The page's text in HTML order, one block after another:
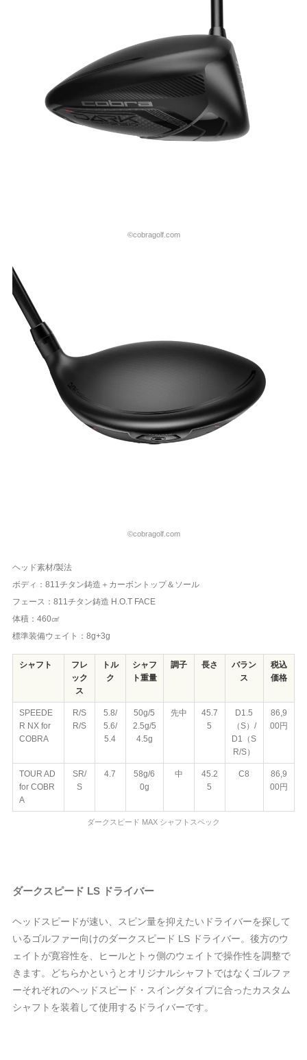
©cobragolf.com
©cobragolf.com
ヘッド素材/製法
ボディ：811チタン鋳造＋カーボントップ＆ソール
フェース：811チタン鋳造 H.O.T FACE
体積：460㎠
標準装備ウェイト：8g+3g
シャフト
フレ
ック
ス
トル
ク
シャフ
ト重量
調子 長さ
バラン
ス
税込
価格
SPEEDE
R NX for
COBRA
R/S
R/S
5.8/
5.6/
5.4
50g/5
2.5g/5
4.5g
先中
45.7
5
D1.5
（S）/
D1（S
R/S）
86,9
00円
TOUR AD
for COBR
A
SR/
S
4.7
58g/6
0g
中
45.2
5
C8
86,9
00円
ダークスピード MAX シャフトスペック
ダークスピード LS ドライバー
ヘッドスピードが速い、スピン量を抑えたいドライバーを探して
いるゴルファー向けのダークスピード LS ドライバー。後方のウ
ェイトが寛容性を、ヒールとトゥ側のウェイトで操作性を調整で
きます。どちらかというとオリジナルシャフトではなくゴルファ
ーそれぞれのヘッドスピード・スイングタイプに合ったカスタム
シャフトを装着して使用するドライバーです。